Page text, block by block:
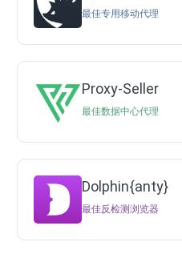
最佳专用移动代理
Proxy-Seller
最佳数据中心代理
Dolphin{anty}
最佳反检测浏览器